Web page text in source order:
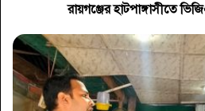
রায়গঞ্জের হাটপাঙ্গাসীতে